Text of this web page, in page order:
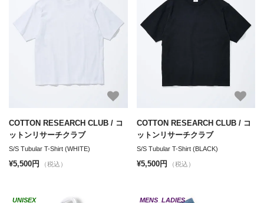
COTTON RESEARCH CLUB / コ
ットンリサーチクラブ
S/S Tubular T-Shirt (WHITE)
¥5,500円 （税込）
COTTON RESEARCH CLUB / コ
ットンリサーチクラブ
S/S Tubular T-Shirt (BLACK)
¥5,500円 （税込）
UNISEX MENS_LADIES